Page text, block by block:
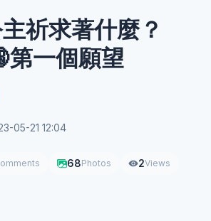
祈求著什麼？
第一個願望
05-21 12:04
68Photos 2Views